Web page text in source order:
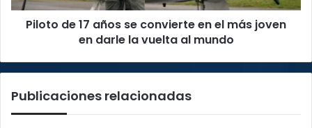
más
joven
al
Piloto de 17 años se convierte en el más joven
en darle la vuelta al mundo
Publicaciones relacionadas